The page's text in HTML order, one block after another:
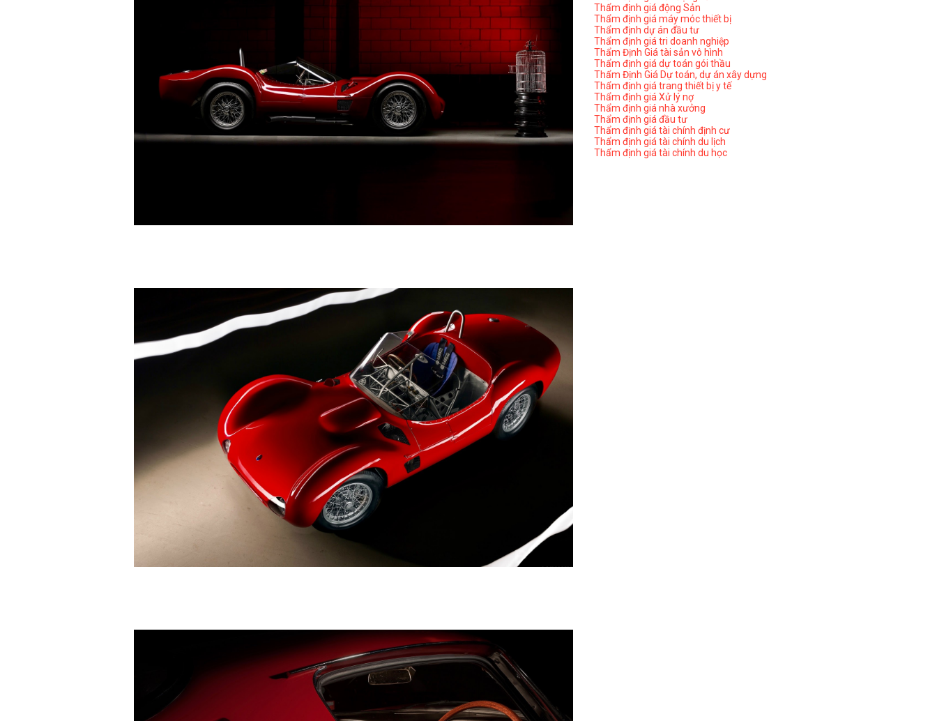
Thẩm định giá động Sản
Thẩm định giá máy móc thiết bị
Thẩm định dự án đầu tư
Thẩm định giá tri doanh nghiệp
Thẩm Định Giá tài sản vô hình
Thẩm định giá dự toán gói thầu
Thẩm Định Giá Dự toán, dự án xây dựng
Thẩm định giá trang thiết bị y tế
Thẩm định giá Xử lý nợ
Thẩm định giá nhà xưởng
Thẩm định giá đầu tư
Thẩm định giá tài chính định cư
Thẩm định giá tài chính du lịch
Thẩm định giá tài chính du học